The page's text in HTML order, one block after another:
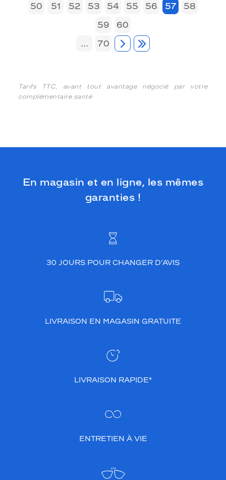
50
51 52 53 54 55 56 57
58
59
60
...
70
Tarifs TTC, avant tout avantage négocié par votre
complémentaire santé
En magasin et en ligne, les mêmes
garanties !
30 JOURS POUR CHANGER D’AVIS
LIVRAISON EN MAGASIN GRATUITE
LIVRAISON RAPIDE*
ENTRETIEN À VIE